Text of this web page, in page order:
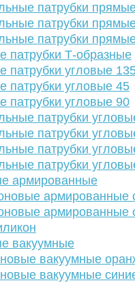
патрубки
патрубки
патрубки
патрубки Т-образные
патрубки угловые
патрубки угловые 45
патрубки угловые 90
патрубки
патрубки
патрубки
патрубки
армированные
армированные
армированные
вакуумные
вакуумные
вакуумные